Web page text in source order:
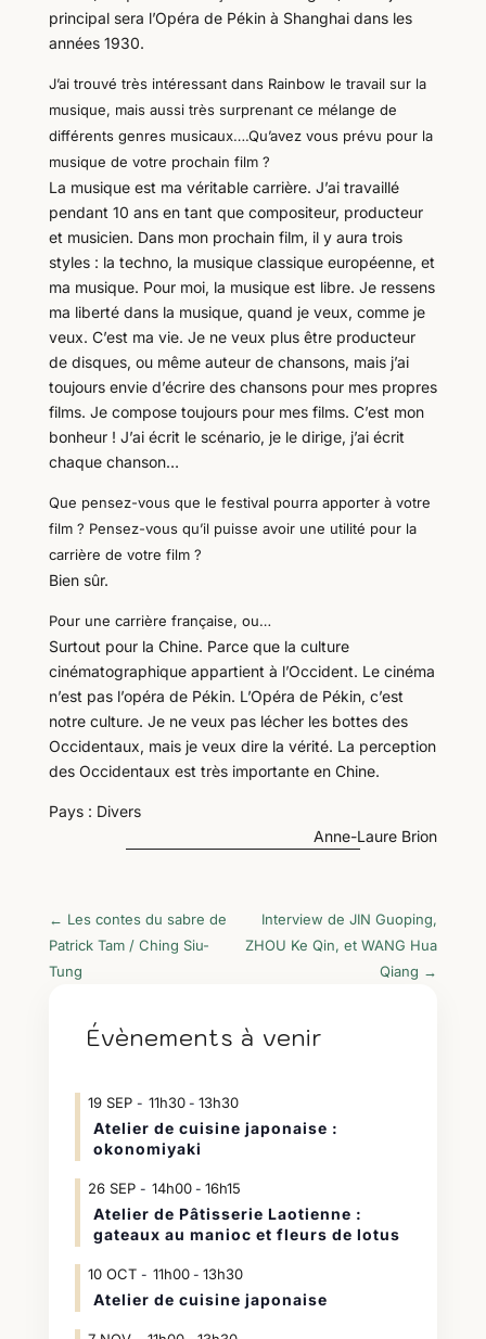
principal sera l’Opéra de Pékin à Shanghai dans les
années 1930.
J’ai trouvé très intéressant dans Rainbow le travail sur la
musique, mais aussi très surprenant ce mélange de
différents genres musicaux….Qu’avez vous prévu pour la
musique de votre prochain film ?
La musique est ma véritable carrière. J’ai travaillé
pendant 10 ans en tant que compositeur, producteur
et musicien. Dans mon prochain film, il y aura trois
styles : la techno, la musique classique européenne, et
ma musique. Pour moi, la musique est libre. Je ressens
ma liberté dans la musique, quand je veux, comme je
veux. C’est ma vie. Je ne veux plus être producteur
de disques, ou même auteur de chansons, mais j’ai
toujours envie d’écrire des chansons pour mes propres
films. Je compose toujours pour mes films. C’est mon
bonheur ! J’ai écrit le scénario, je le dirige, j’ai écrit
chaque chanson…
Que pensez-vous que le festival pourra apporter à votre
film ? Pensez-vous qu’il puisse avoir une utilité pour la
carrière de votre film ?
Bien sûr.
Pour une carrière française, ou…
Surtout pour la Chine. Parce que la culture
cinématographique appartient à l’Occident. Le cinéma
n’est pas l’opéra de Pékin. L’Opéra de Pékin, c’est
notre culture. Je ne veux pas lécher les bottes des
Occidentaux, mais je veux dire la vérité. La perception
des Occidentaux est très importante en Chine.
Pays : Divers
Anne-Laure Brion
← Les contes du sabre de
Patrick Tam / Ching Siu-
Tung
Interview de JIN Guoping,
ZHOU Ke Qin, et WANG Hua
Qiang →
Évènements à venir
19 SEP 11h30- 13h30
Atelier de cuisine japonaise :
okonomiyaki
26 SEP 14h00- 16h15
Atelier de Pâtisserie Laotienne :
gateaux au manioc et fleurs de lotus
10 OCT 11h00- 13h30
Atelier de cuisine japonaise